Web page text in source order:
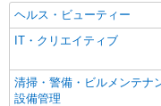
時
愛
県）
キープ
ヘルス・ビューティー
IT・クリエイティブ
清掃・警備・ビルメンテナ
設備管理